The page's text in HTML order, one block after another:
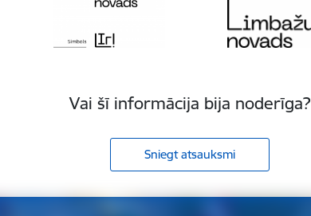
Vai šī informācija bija noderīga?
Sniegt atsauksmi